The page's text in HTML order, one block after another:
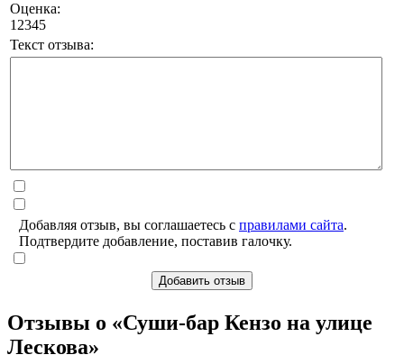
Оценка:
1 2345
Текст отзыва:
Добавляя отзыв, вы соглашаетесь с правилами сайта.
Подтвердите добавление, поставив галочку.
Добавить отзыв
Отзывы о «Суши-бар Кензо на улице
Лескова»